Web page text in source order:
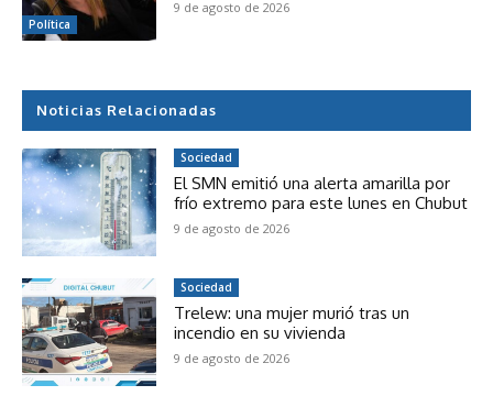
Política
9 de agosto de 2026
Noticias Relacionadas
Sociedad
El SMN emitió una alerta amarilla por
frío extremo para este lunes en Chubut
9 de agosto de 2026
Sociedad
Trelew: una mujer murió tras un
incendio en su vivienda
9 de agosto de 2026